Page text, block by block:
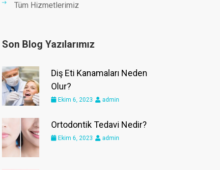
Tüm Hizmetlerimiz
Son Blog Yazılarımız
Diş Eti Kanamaları Neden
Olur?
Ekim 6, 2023 admin
Ortodontik Tedavi Nedir?
Ekim 6, 2023 admin